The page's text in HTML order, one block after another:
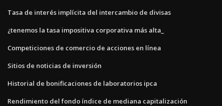
Tasa de interés implícita del intercambio de divisas
¿tenemos la tasa impositiva corporativa más alta_
Competiciones de comercio de acciones en línea
Sitios de noticias de inversión
Historial de bonificaciones de laboratorios ipca
Rendimiento del fondo índice de mediana capitalización